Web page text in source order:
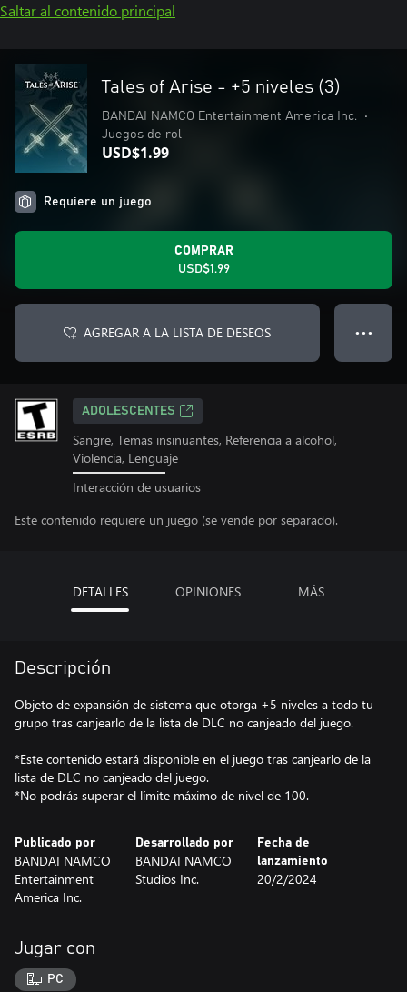
Saltar al contenido principal
Tales of Arise - +5 niveles (3)
BANDAI NAMCO Entertainment America Inc.
•
Juegos de rol
USD$1.99
Requiere un juego
COMPRAR
USD$1.99
AGREGAR A LA LISTA DE DESEOS ● ● ●
ADOLESCENTES
Sangre, Temas insinuantes, Referencia a alcohol,
Violencia, Lenguaje
Interacción de usuarios
Este contenido requiere un juego (se vende por separado).
DETALLES OPINIONES MÁS
Descripción
Objeto de expansión de sistema que otorga +5 niveles a todo tu
grupo tras canjearlo de la lista de DLC no canjeado del juego.
*Este contenido estará disponible en el juego tras canjearlo de la
lista de DLC no canjeado del juego.
*No podrás superar el límite máximo de nivel de 100.
Publicado por
BANDAI NAMCO
Entertainment
America Inc.
Desarrollado por
BANDAI NAMCO
Studios Inc.
Fecha de
lanzamiento
20/2/2024
Jugar con
PC